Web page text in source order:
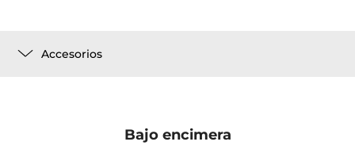
Accesorios
Bajo encimera